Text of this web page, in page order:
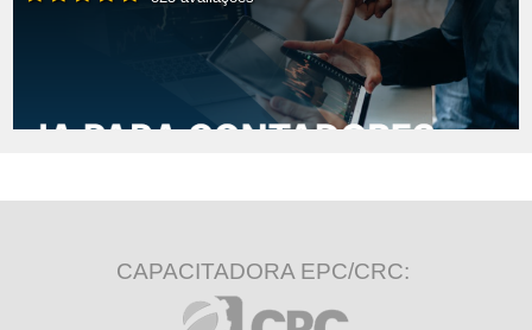
CAPACITADORA EPC/CRC: